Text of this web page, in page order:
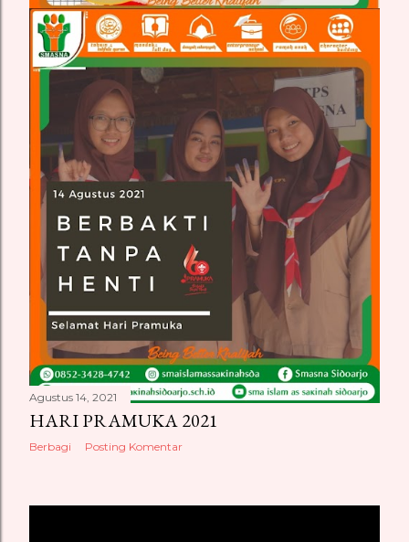
Agustus 19, 2021
PEMENANG LOMBA PPKM (SMASNA'S
VIRTUAL COMPETITION)
Posting Komentar
Agustus 14, 2021
HARI PRAMUKA 2021
Berbagi Posting Komentar